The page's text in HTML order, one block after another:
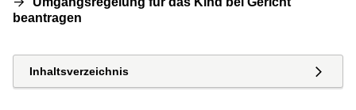
beantragen
Inhaltsverzeichnis